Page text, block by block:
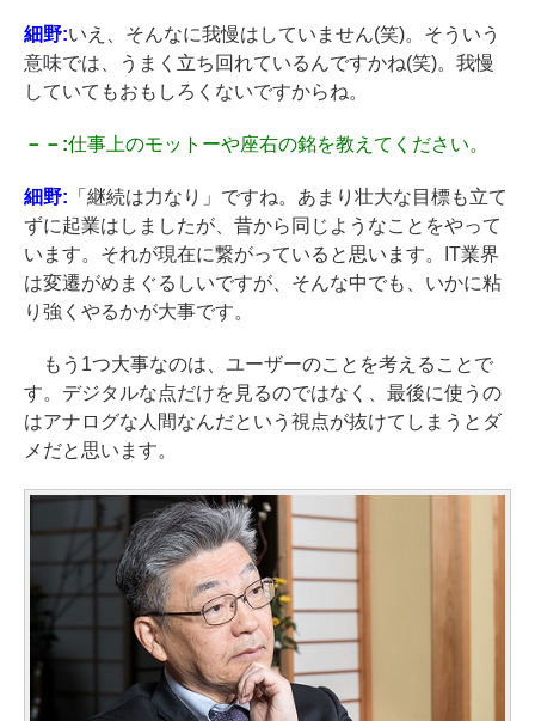
細野:いえ、そんなに我慢はしていません(笑)。そういう
意味では、うまく立ち回れているんですかね(笑)。我慢
していてもおもしろくないですからね。
－－:仕事上のモットーや座右の銘を教えてください。
細野: 「継続は力なり」ですね。あまり壮大な目標も立て
ずに起業はしましたが、昔から同じようなことをやって
います。それが現在に繋がっていると思います。IT業界
は変遷がめまぐるしいですが、そんな中でも、いかに粘
り強くやるかが大事です。
もう1つ大事なのは、ユーザーのことを考えることで
す。デジタルな点だけを見るのではなく、最後に使うの
はアナログな人間なんだという視点が抜けてしまうとダ
メだと思います。